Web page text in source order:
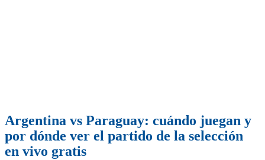
Argentina vs Paraguay: cuándo juegan y
por dónde ver el partido de la selección
en vivo gratis